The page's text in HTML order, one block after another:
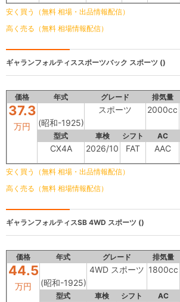
安く買う（無料 相場・出品情報配信）
高く売る（無料 相場情報配信）
ギャランフォルティススポーツバック スポーツ ()
価格 年式 グレード 排気量
37.3
万円 (昭和-1925)
スポーツ 2000cc
型式 車検 シフト AC
CX4A 2026/10 FAT AAC
安く買う（無料 相場・出品情報配信）
高く売る（無料 相場情報配信）
ギャランフォルティスSB 4WD スポーツ ()
価格 年式 グレード 排気量
44.5
万円 (昭和-1925)
4WD スポーツ 1800cc
型式 車検 シフト AC